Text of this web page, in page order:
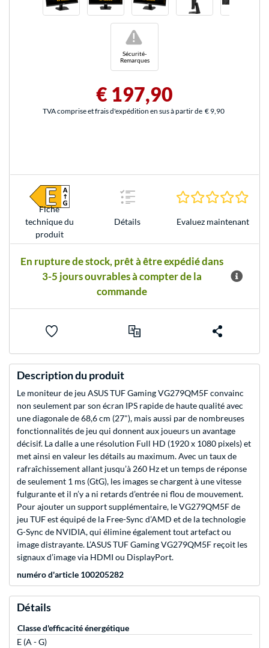
Sécurité-
Remarques
!
€ 197,90
TVA comprise et frais d'expédition en sus à partir de € 9,90
Fiche
technique du
produit
Détails Evaluez maintenant
En rupture de stock, prêt à être expédié dans
3-5 jours ouvrables à compter de la
commande
Description du produit
Le moniteur de jeu ASUS TUF Gaming VG279QM5F convainc
non seulement par son écran IPS rapide de haute qualité avec
une diagonale de 68,6 cm (27"), mais aussi par de nombreuses
fonctionnalités de jeu qui donnent aux joueurs un avantage
décisif. La dalle a une résolution Full HD (1920 x 1080 pixels) et
met ainsi en valeur les détails au maximum. Avec un taux de
rafraîchissement allant jusqu’à 260 Hz et un temps de réponse
de seulement 1 ms (GtG), les images se chargent à une vitesse
fulgurante et il n’y a ni retards d’entrée ni flou de mouvement.
Pour ajouter un support supplémentaire, le VG279QM5F de
jeu TUF est équipé de la Free-Sync d’AMD et de la technologie
G-Sync de NVIDIA, qui élimine également tout artefact ou
image distrayante. L’ASUS TUF Gaming VG279QM5F reçoit les
signaux d’image via HDMI ou DisplayPort.
numéro d'article 100205282
Détails
Classe d'efficacité énergétique
E (A - G)